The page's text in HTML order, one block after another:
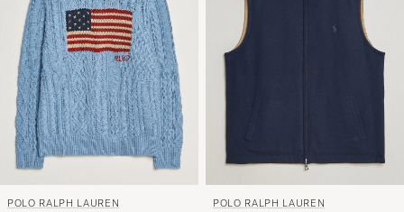
POLO RALPH LAUREN POLO RALPH LAUREN